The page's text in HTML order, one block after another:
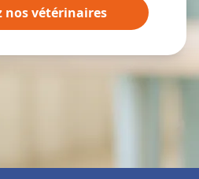
nos vétérinaires